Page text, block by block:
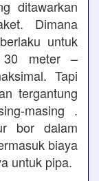
ditawarkan
Dimana
untuk
30 meter –
Tapi
tergantung
masing .
bor dalam
biaya
untuk pipa.